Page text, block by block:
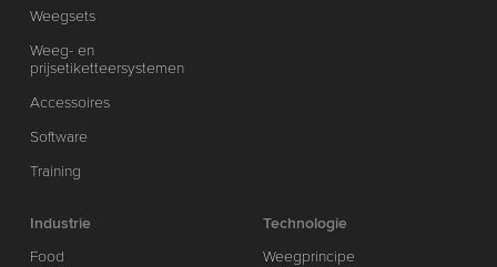
Weegsets
Weeg- en
prijsetiketteersystemen
Accessoires
Software
Training
Industrie
Food
Technologie
Weegprincipe